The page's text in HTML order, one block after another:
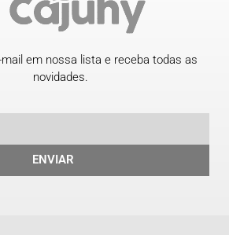
em nossa lista e receba todas as
novidades.
ENVIAR